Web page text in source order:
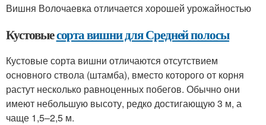
Вишня Волочаевка отличается хорошей урожайностью
Кустовыесорта вишни для Средней полосы
Кустовые сорта вишни отличаются отсутствием
основного ствола (штамба), вместо которого от корня
растут несколько равноценных побегов. Обычно они
имеют небольшую высоту, редко достигающую 3 м, а
чаще 1,5–2,5 м.